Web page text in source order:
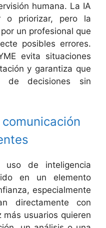
humana. La IA
o priorizar, pero la
un profesional que
posibles errores.
evita situaciones
y garantiza que
decisiones sin
uso de inteligencia
en un elemento
especialmente
directamente con
usuarios quieren